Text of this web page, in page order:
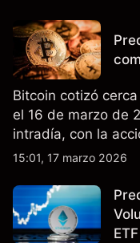
no es un indicador
Bitcoin cotizó
el 16 de marzo de
intradía, con la
tensión geopolítica,
15:01, 17 marzo 2026
ETF